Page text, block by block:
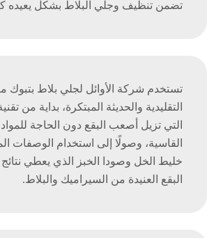
تضمن تنظيف وجلي البلاط بشكل يعيده
تستخدم شركة الأوائل لجلي بلاط بتبوك
التقليدية والحديثة المبتكرة، بداية من
التي تزيل أصعب البقع دون الحاجة للمواد
القاسية، وصولًا إلى استخدام الوصفات
خليط الخل وصودا الخبز الذي يعطي
البقع العنيدة من السيراميك والبلاط.